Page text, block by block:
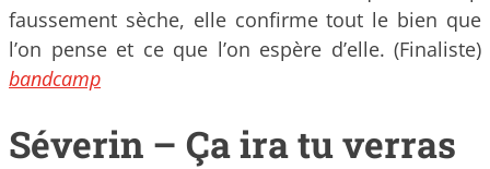
faussement sèche, elle confirme tout le bien que
l’on pense et ce que l’on espère d’elle. (Finaliste)
bandcamp
Séverin – Ça ira tu verras